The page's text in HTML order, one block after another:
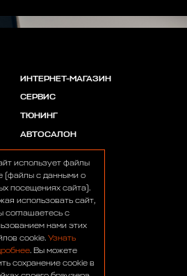
ИНТЕРНЕТ-МАГАЗИН
СЕРВИС
ТЮНИНГ
АВТОСАЛОН
ПАРТНЕРЫ
использует файлы
(файлы с данными о
посещениях сайта).
использовать сайт,
соглашаетесь с
нами этих
cookie. Узнать
. Вы можете
сохранение cookie в